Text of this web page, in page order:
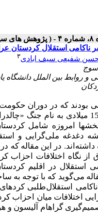
۱۳۹۷ )
ناکامی استقلال کردستان
شفیعی سیف ابادی۳
بودند که در دوران
پادشاه امپراطوری عثمانی در سال
امروزه شامل
دغدغه ملی‌گرایی و
در این مقاله که
از نگاه اختلافات احزاب
استقلال در اقلیم
می‌گوید که با توجه به
ناکامی استقلال‌طلبی
اختلافات میان احزاب
گراهام آلیسون